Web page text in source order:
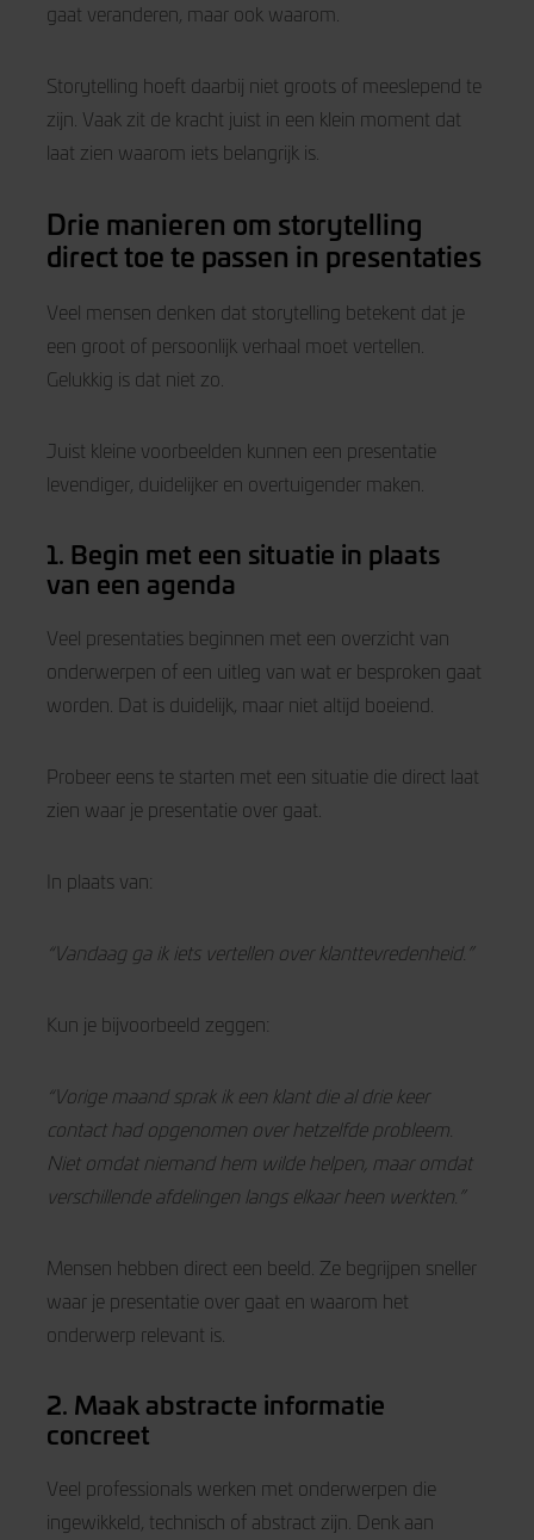
gaat veranderen, maar ook waarom.
Storytelling hoeft daarbij niet groots of meeslepend te
zijn. Vaak zit de kracht juist in een klein moment dat
laat zien waarom iets belangrijk is.
Drie manieren om storytelling
direct toe te passen in presentaties
Veel mensen denken dat storytelling betekent dat je
een groot of persoonlijk verhaal moet vertellen.
Gelukkig is dat niet zo.
Juist kleine voorbeelden kunnen een presentatie
levendiger, duidelijker en overtuigender maken.
1. Begin met een situatie in plaats
van een agenda
Veel presentaties beginnen met een overzicht van
onderwerpen of een uitleg van wat er besproken gaat
worden. Dat is duidelijk, maar niet altijd boeiend.
Probeer eens te starten met een situatie die direct laat
zien waar je presentatie over gaat.
In plaats van:
“Vandaag ga ik iets vertellen over klanttevredenheid.”
Kun je bijvoorbeeld zeggen:
“Vorige maand sprak ik een klant die al drie keer
contact had opgenomen over hetzelfde probleem.
Niet omdat niemand hem wilde helpen, maar omdat
verschillende afdelingen langs elkaar heen werkten.”
Mensen hebben direct een beeld. Ze begrijpen sneller
waar je presentatie over gaat en waarom het
onderwerp relevant is.
2. Maak abstracte informatie
concreet
Veel professionals werken met onderwerpen die
ingewikkeld, technisch of abstract zijn. Denk aan